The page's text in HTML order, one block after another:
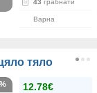
43 грабнати
Варна
тяло
12.78€